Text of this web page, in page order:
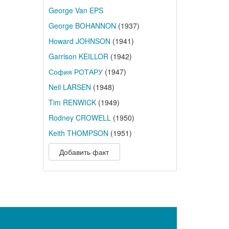
George Van EPS
George BOHANNON (1937)
Howard JOHNSON (1941)
Garrison KEILLOR(1942)
София РОТАРУ(1947)
Neil LARSEN (1948)
Tim RENWICK(1949)
Rodney CROWELL(1950)
Keith THOMPSON (1951)
Добавить факт